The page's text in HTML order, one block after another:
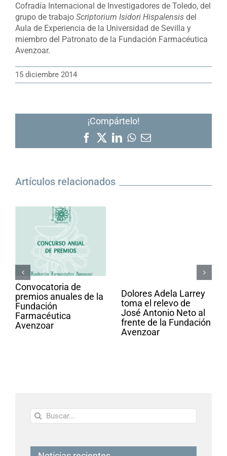
Cofradía Internacional de Investigadores de Toledo, del
grupo de trabajo Scriptorium Isidori Hispalensis del
Aula de Experiencia de la Universidad de Sevilla y
miembro del Patronato de la Fundación Farmacéutica
Avenzoar.
15 diciembre 2014
¡Compártelo!
Facebook
X LinkedIn
WhatsApp
Correo
electrónico
Artículos relacionados
Convocatoria de
premios anuales de la
Fundación
Farmacéutica
Avenzoar
Dolores Adela Larrey
toma el relevo de
José Antonio Neto al
frente de la Fundación
Avenzoar
Buscar: